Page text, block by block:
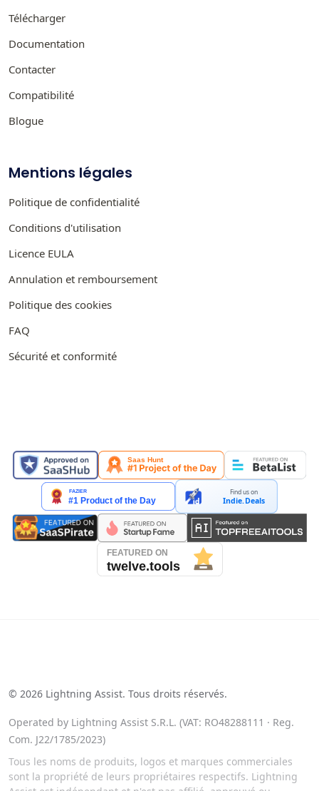
Télécharger
Documentation
Contacter
Compatibilité
Blogue
Mentions légales
Politique de confidentialité
Conditions d'utilisation
Licence EULA
Annulation et remboursement
Politique des cookies
FAQ
Sécurité et conformité
Find us on
Indie.Deals
© 2026 Lightning Assist. Tous droits réservés.
Operated by Lightning Assist S.R.L. (VAT: RO48288111 · Reg.
Com. J22/1785/2023)
Tous les noms de produits, logos et marques commerciales
sont la propriété de leurs propriétaires respectifs. Lightning